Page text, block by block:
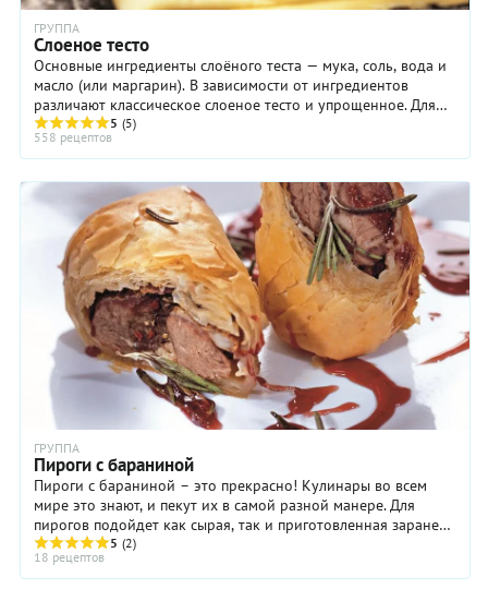
ГРУППА
Слоеное тесто
Основные ингредиенты слоёного теста — мука, соль, вода и
масло (или маргарин). В зависимости от ингредиентов
различают классическое слоеное тесто и упрощенное. Для
приготовления классического ...
5 (5)
558 рецептов
ГРУППА
Пироги с бараниной
Пироги с бараниной – это прекрасно! Кулинары во всем
мире это знают, и пекут их в самой разной манере. Для
пирогов подойдет как сырая, так и приготовленная заранее
баранина. Например, в ...
5 (2)
18 рецептов